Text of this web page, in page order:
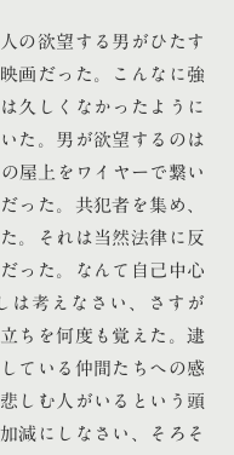
人の欲望する男がひたす
画だった。こんなに強
久しくなかったように
た。男が欲望するのは
屋上をワイヤーで繋い
った。共犯者を集め、
。それは当然法律に反
った。なんて自己中心
は考えなさい、さすが
ちを何度も覚えた。逮
ている仲間たちへの感
しむ人がいるという頭
減にしなさい、そろそ